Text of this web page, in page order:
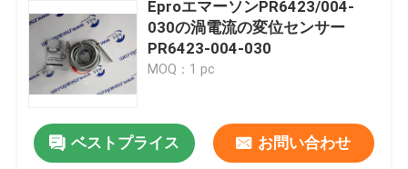
EproエマーソンPR6423/004-
030の渦電流の変位センサー
PR6423-004-030
MOQ：1 pc
ベストプライス お問い合わせ